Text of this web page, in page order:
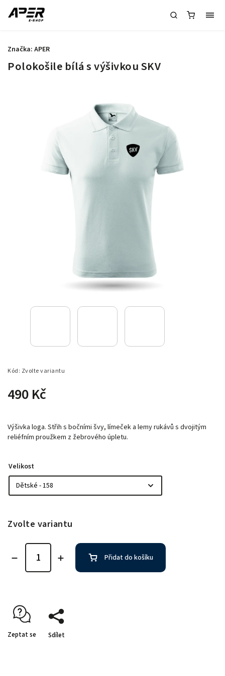
Polokošile bílá s výšivkou SKV
Kód: Zvolte variantu
490 Kč
Výšivka loga. Střih s bočními švy, límeček a lemy rukávů s dvojitým
reliéfním proužkem z žebrového úpletu.
Značka: APER
Velikost
Zvolte variantu
Přidat do košíku
Zeptat se Sdílet